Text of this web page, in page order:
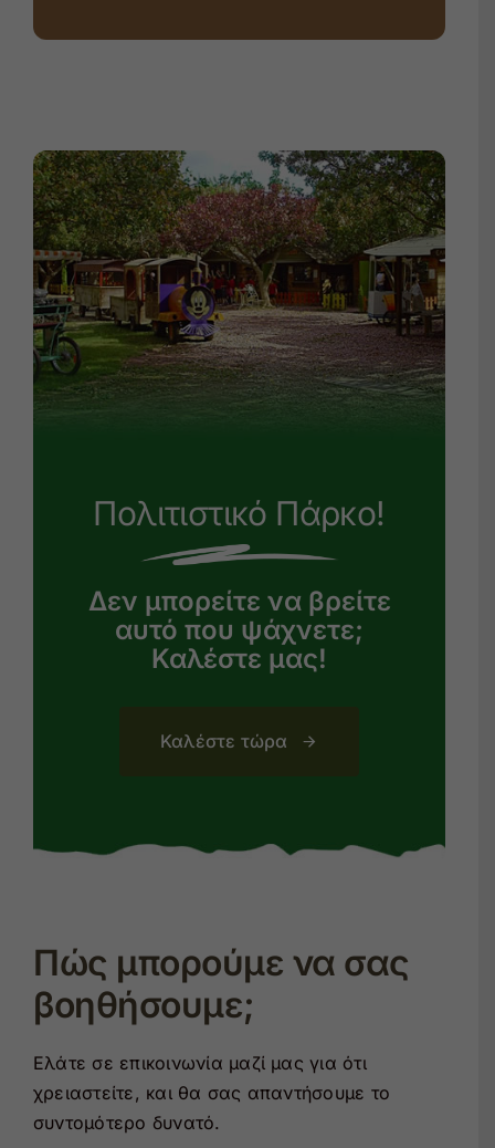
Πολιτιστικό Πάρκο!
Δεν μπορείτε να βρείτε
αυτό που ψάχνετε;
Καλέστε μας!
Καλέστε τώρα
Πώς μπορούμε να σας
βοηθήσουμε;
Ελάτε σε επικοινωνία μαζί μας για ότι
χρειαστείτε, και θα σας απαντήσουμε το
συντομότερο δυνατό.